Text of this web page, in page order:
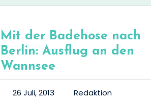
Mit der Badehose nach
Berlin: Ausflug an den
Wannsee
26 Juli, 2013
Redaktion